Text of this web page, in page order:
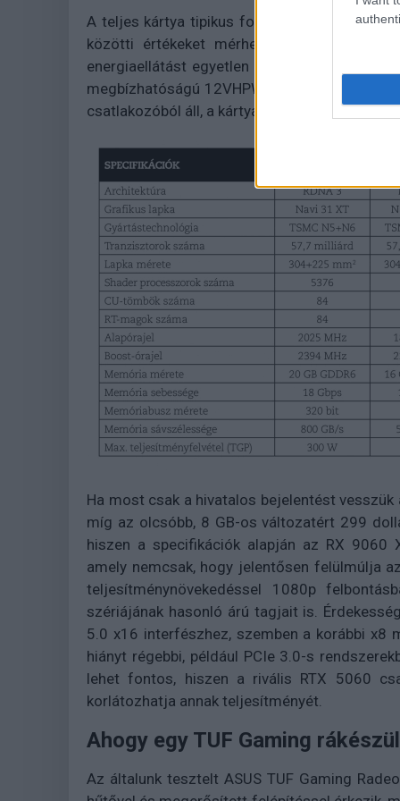
A teljes kártya tipikus fogyasztása 160
közötti értékeket mérhetsz attól függően,
energiaellátást egyetlen 8 tűs PCIe
megbízhatóságú 12VHPWR csatlakozóra. A
csatlakozóból áll, a kártya pedig PCIe 5.0 x16
Ha most csak a hivatalos bejelentést
míg az olcsóbb, 8 GB-os változatért 299
hiszen a specifikációk alapján az RX 9060
amely nemcsak, hogy jelentősen felülmúlja
teljesítménynövekedéssel 1080p
szériájának hasonló árú tagjait is.
5.0 x16 interfészhez, szemben a korábbi x8
hiányt régebbi, például PCIe 3.0-s
lehet fontos, hiszen a rivális RTX 5060
korlátozhatja annak teljesítményét.
Ahogy egy TUF Gaming
Az általunk tesztelt ASUS TUF Gaming